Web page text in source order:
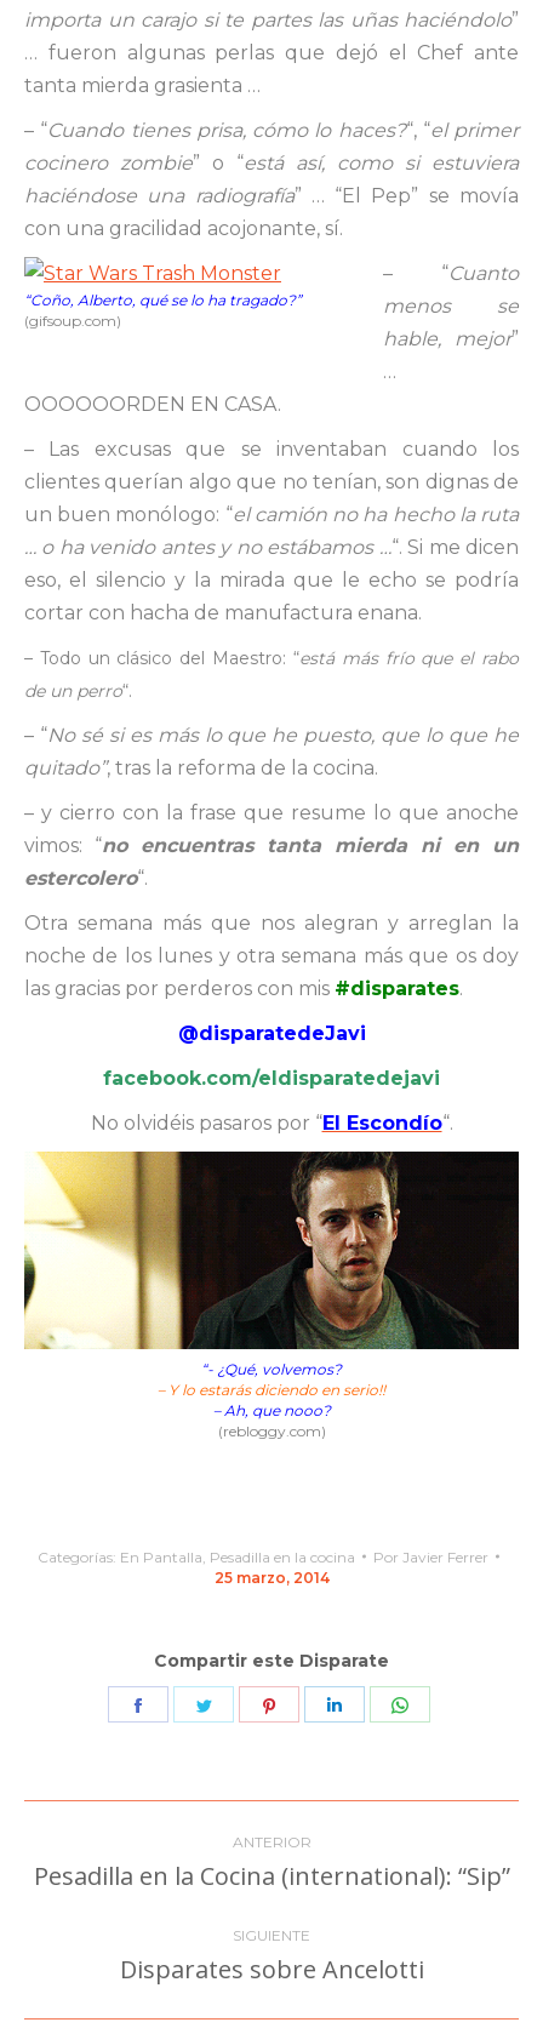
importa un carajo si te partes las uñas haciéndolo”
… fueron algunas perlas que dejó el Chef ante
tanta mierda grasienta …
– “Cuando tienes prisa, cómo lo haces?“, “el primer
cocinero zombie” o “está así, como si estuviera
haciéndose una radiografía” … “El Pep” se movía
con una gracilidad acojonante, sí.
“Coño, Alberto, qué se lo ha tragado?”
(gifsoup.com)
– “Cuanto
menos se
hable, mejor”
…
OOOOOORDEN EN CASA.
– Las excusas que se inventaban cuando los
clientes querían algo que no tenían, son dignas de
un buen monólogo: “el camión no ha hecho la ruta
… o ha venido antes y no estábamos …“. Si me dicen
eso, el silencio y la mirada que le echo se podría
cortar con hacha de manufactura enana.
– Todo un clásico del Maestro: “está más frío que el rabo
de un perro“.
– “No sé si es más lo que he puesto, que lo que he
quitado”, tras la reforma de la cocina.
– y cierro con la frase que resume lo que anoche
vimos: “no encuentras tanta mierda ni en un
estercolero“.
Otra semana más que nos alegran y arreglan la
noche de los lunes y otra semana más que os doy
las gracias por perderos con mis #disparates.
@disparatedeJavi
facebook.com/eldisparatedejavi
No olvidéis pasaros por “El Escondío“.
“- ¿Qué, volvemos?
– Y lo estarás diciendo en serio!!
– Ah, que nooo?
(rebloggy.com)
Categorías: En Pantalla Pesadilla en la cocina Por Javier Ferrer
25 marzo, 2014
Compartir este Disparate
Share
Share
Share
Share
Navegación
entre
publicaciones
ANTERIOR
Publicación
Pesadilla en la Cocina (international): “Sip”
SIGUIENTE
Publicación
Disparates sobre Ancelotti